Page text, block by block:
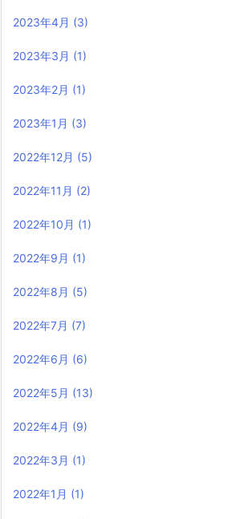
2023年4月 (3)
2023年3月 (1)
2023年2月 (1)
2023年1月 (3)
2022年12月 (5)
2022年11月 (2)
2022年10月 (1)
2022年9月 (1)
2022年8月 (5)
2022年7月 (7)
2022年6月 (6)
2022年5月 (13)
2022年4月 (9)
2022年3月 (1)
2022年1月 (1)